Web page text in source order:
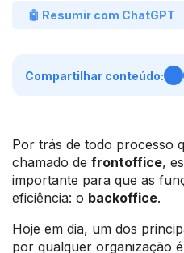
🤖 Resumir com ChatGPT
Compartilhar conteúdo:
Por trás de todo processo
chamado de frontoffice,
importante para que as
eficiência: o backoffice.
Hoje em dia, um dos
por qualquer organização